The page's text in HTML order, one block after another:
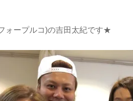
ォープルコ)の吉田太紀です★